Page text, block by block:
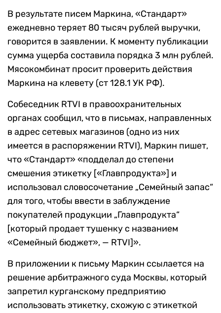
В результате писем Маркина, «Стандарт»
ежедневно теряет 80 тысяч рублей выручки,
говорится в заявлении. К моменту публикации
сумма ущерба составила порядка 3 млн рублей.
Мясокомбинат просит проверить действия
Маркина на клевету (ст 128.1 УК РФ).
Собеседник RTVI в правоохранительных
органах сообщил, что в письмах, направленных
в адрес сетевых магазинов (одно из них
имеется в распоряжении RTVI), Маркин пишет,
что «Стандарт» «подделал до степени
смешения этикетку [«Главпродукта»] и
использовал словосочетание „Семейный запас“
для того, чтобы ввести в заблуждение
покупателей продукции „Главпродукта“
[который продает тушенку с названием
«Семейный бюджет», — RTVI]».
В приложении к письму Маркин ссылается на
решение арбитражного суда Москвы, который
запретил курганскому предприятию
использовать этикетку, схожую с этикеткой